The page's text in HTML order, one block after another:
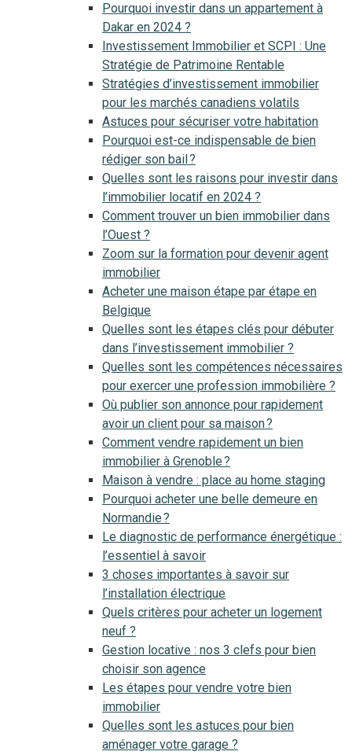
Pourquoi investir dans un appartement à
Dakar en 2024 ?
Investissement Immobilier et SCPI : Une
Stratégie de Patrimoine Rentable
Stratégies d’investissement immobilier
pour les marchés canadiens volatils
Astuces pour sécuriser votre habitation
Pourquoi est-ce indispensable de bien
rédiger son bail ?
Quelles sont les raisons pour investir dans
l’immobilier locatif en 2024 ?
Comment trouver un bien immobilier dans
l’Ouest ?
Zoom sur la formation pour devenir agent
immobilier
Acheter une maison étape par étape en
Belgique
Quelles sont les étapes clés pour débuter
dans l’investissement immobilier ?
Quelles sont les compétences nécessaires
pour exercer une profession immobilière ?
Où publier son annonce pour rapidement
avoir un client pour sa maison ?
Comment vendre rapidement un bien
immobilier à Grenoble ?
Maison à vendre : place au home staging
Pourquoi acheter une belle demeure en
Normandie ?
Le diagnostic de performance énergétique :
l’essentiel à savoir
3 choses importantes à savoir sur
l’installation électrique
Quels critères pour acheter un logement
neuf ?
Gestion locative : nos 3 clefs pour bien
choisir son agence
Les étapes pour vendre votre bien
immobilier
Quelles sont les astuces pour bien
aménager votre garage ?